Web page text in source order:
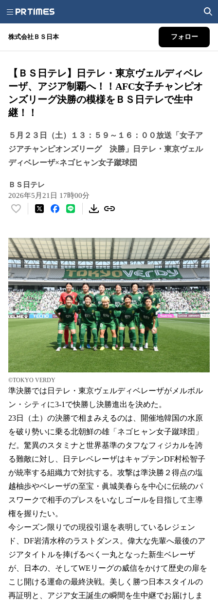
株式会社ＢＳ日本 フォロー
【ＢＳ日テレ】日テレ・東京ヴェルディベレ
ーザ、アジア制覇へ！！AFC女子チャンピオ
ンズリーグ決勝の模様をＢＳ日テレで生中
継！！
５月２３日（土）１３：５９～１６：００放送「女子ア
ジアチャンピオンズリーグ 決勝」日テレ・東京ヴェル
ディベレーザ×ネゴヒャン女子蹴球団
ＢＳ日テレ
2026年5月21日 17時00分
い
！
数
を
読
み
込
み
中
で
す
©TOKYO VERDY
準決勝では日テレ・東京ヴェルディベレーザがメルボル
ン・シティに3-1で快勝し決勝進出を決めた。
23日（土）の決勝で相まみえるのは、開催地韓国の水原
を破り勢いに乗る北朝鮮の雄「ネゴヒャン女子蹴球団」
だ。驚異のスタミナと世界基準のタフなフィジカルを誇
る難敵に対し、日テレベレーザはキャプテンDF村松智子
が統率する組織力で対抗する。攻撃は準決勝２得点の塩
越柚歩やベレーザの至宝・眞城美春らを中心に伝統のパ
スワークで相手のプレスをいなしゴールを目指して主導
権を握りたい。
今シーズン限りでの現役引退を表明しているレジェン
ド、DF岩清水梓のラストダンス。偉大な先輩へ最後のア
ジアタイトルを捧げるべく一丸となった新生ベレーザ
が、日本の、そしてWEリーグの威信をかけて歴史の扉を
こじ開ける運命の最終決戦。美しく勝つ日本スタイルの
再証明と、アジア女王誕生の瞬間を生中継でお届けしま